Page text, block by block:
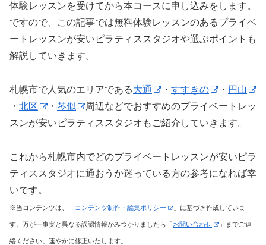
体験レッスンを受けてから本コースに申し込みをします。
ですので、この記事では無料体験レッスンのあるプライベ
ートレッスンが安いピラティススタジオや選ぶポイントも
解説していきます。
札幌市で人気のエリアである大通 ・ すすきの ・ 円山
・ 北区 ・ 琴似
周辺などでおすすめのプライベートレッ
スンが安いピラティススタジオもご紹介していきます。
これから札幌市内でどのプライベートレッスンが安いピラ
ティススタジオに通おうか迷っている方の参考になれば幸
いです。
※当コンテンツは、「 コンテンツ制作・編集ポリシー 」に基づき作成していま
す。万が一事実と異なる誤認情報がみつかりましたら「お問い合わせ 」までご連
絡ください。速やかに修正いたします。